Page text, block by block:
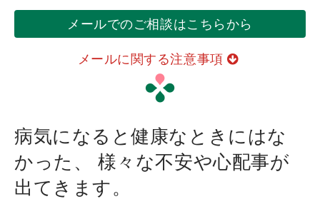
メールでのご相談はこちらから
メールに関する注意事項
病気になると健康なときにはな
かった、
様々な不安や心配事が
出てきます。